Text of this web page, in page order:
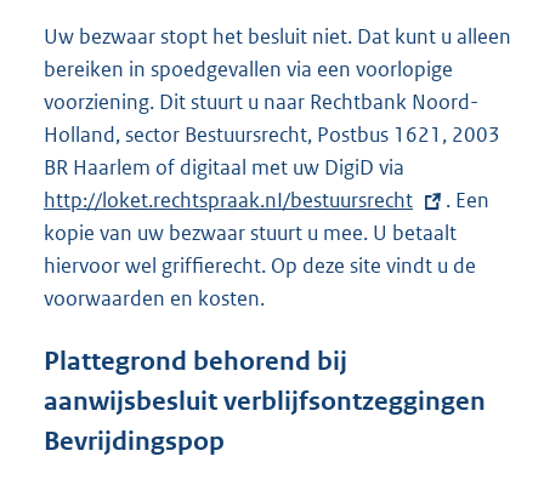
n
n
Uw bezwaar stopt het besluit niet. Dat kunt u alleen
bereiken in spoedgevallen via een voorlopige
voorziening. Dit stuurt u naar Rechtbank Noord-
Holland, sector Bestuursrecht, Postbus 1621, 2003
BR Haarlem of digitaal met uw DigiD via
x
t
e
l
http://loket.rechtspraak.nI/bestuursrecht
. Een
kopie van uw bezwaar stuurt u mee. U betaalt
hiervoor wel griffierecht. Op deze site vindt u de
voorwaarden en kosten.
Plattegrond behorend bij
aanwijsbesluit verblijfsontzeggingen
Bevrijdingspop